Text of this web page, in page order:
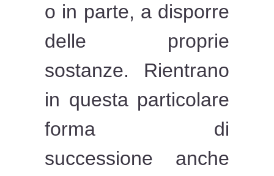
o in parte, a disporre
delle proprie
sostanze. Rientrano
in questa particolare
forma di
successione anche